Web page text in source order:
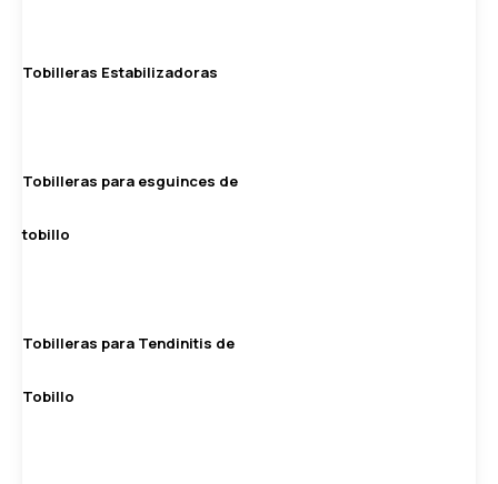
Tobilleras Estabilizadoras
Tobilleras para esguinces de
tobillo
Tobilleras para Tendinitis de
Tobillo